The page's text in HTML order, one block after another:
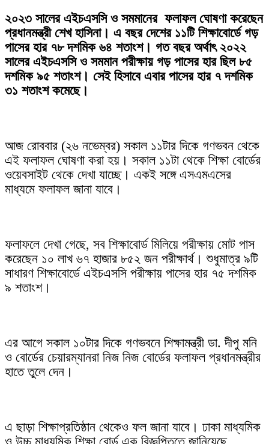
২০২৩ সালের এইচএসসি ও সমমানের ফলাফল ঘোষণা করেছেন
প্রধানমন্ত্রী শেখ হাসিনা। এ বছর দেশের ১১টি শিক্ষাবোর্ডে গড়
পাসের হার ৭৮ দশমিক ৬৪ শতাংশ। গত বছর অর্থাৎ ২০২২
সালের এইচএসসি ও সমমান পরীক্ষায় গড় পাসের হার ছিল ৮৫
দশমিক ৯৫ শতাংশ। সেই হিসাবে এবার পাসের হার ৭ দশমিক
৩১ শতাংশ কমেছে।
আজ রোববার (২৬ নভেম্বর) সকাল ১১টার দিকে গণভবন থেকে
এই ফলাফল ঘোষণা করা হয়। সকাল ১১টা থেকে শিক্ষা বোর্ডের
ওয়েবসাইট থেকে দেখা যাচ্ছে। একই সঙ্গে এসএমএসের
মাধ্যমে ফলাফল জানা যাবে।
ফলাফলে দেখা গেছে, সব শিক্ষাবোর্ড মিলিয়ে পরীক্ষায় মোট পাস
করেছেন ১০ লাখ ৬৭ হাজার ৮৫২ জন পরীক্ষার্থ। শুধুমাত্র ৯টি
সাধারণ শিক্ষাবোর্ডে এইচএসসি পরীক্ষায় পাসের হার ৭৫ দশমিক
৯ শতাংশ।
এর আগে সকাল ১০টার দিকে গণভবনে শিক্ষামন্ত্রী ডা. দীপু মনি
ও বোর্ডের চেয়ারম্যানরা নিজ নিজ বোর্ডের ফলাফল প্রধানমন্ত্রীর
হাতে তুলে দেন।
এ ছাড়া শিক্ষাপ্রতিষ্ঠান থেকেও ফল জানা যাবে। ঢাকা মাধ্যমিক